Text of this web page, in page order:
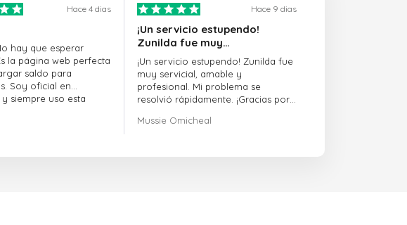
Hace 4 dias
hay que esperar
la página web perfecta
saldo para
Soy oficial en
y siempre uso esta
Hace 9 dias
¡Un servicio estupendo!
Zunilda fue muy…
¡Un servicio estupendo! Zunilda fue
muy servicial, amable y
profesional. Mi problema se
resolvió rápidamente. ¡Gracias por
Mussie Omicheal